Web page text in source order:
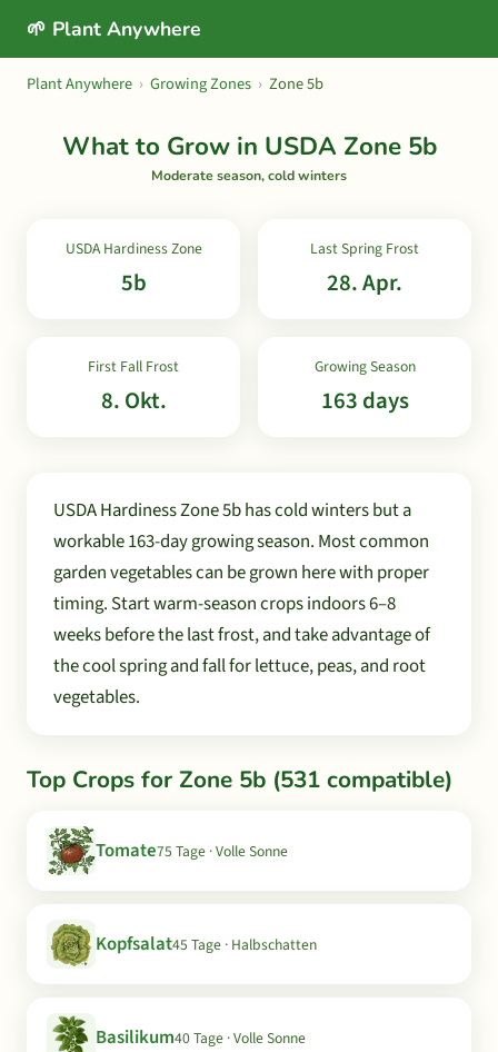
🌱 Plant Anywhere
Plant Anywhere › Growing Zones › Zone 5b
What to Grow in USDA Zone 5b
Moderate season, cold winters
USDA Hardiness Zone
5b
Last Spring Frost
28. Apr.
First Fall Frost
8. Okt.
Growing Season
163 days
USDA Hardiness Zone 5b has cold winters but a
workable 163-day growing season. Most common
garden vegetables can be grown here with proper
timing. Start warm-season crops indoors 6–8
weeks before the last frost, and take advantage of
the cool spring and fall for lettuce, peas, and root
vegetables.
Top Crops for Zone 5b (531 compatible)
Tomate75 Tage · Volle Sonne
Kopfsalat45 Tage · Halbschatten
Basilikum40 Tage · Volle Sonne